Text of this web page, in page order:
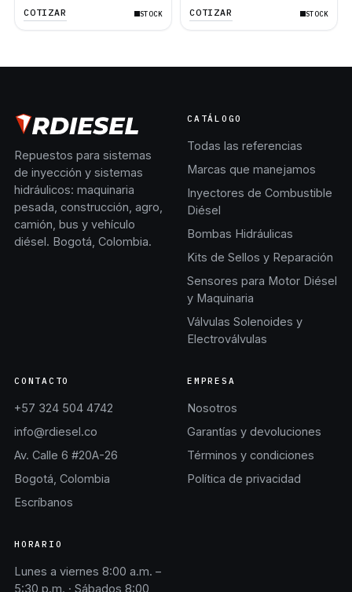
COTIZAR STOCK COTIZAR STOCK
Repuestos para sistemas
de inyección y sistemas
hidráulicos: maquinaria
pesada, construcción, agro,
camión, bus y vehículo
diésel. Bogotá, Colombia.
CATÁLOGO
Todas las referencias
Marcas que manejamos
Inyectores de Combustible
Diésel
Bombas Hidráulicas
Kits de Sellos y Reparación
Sensores para Motor Diésel
y Maquinaria
Válvulas Solenoides y
Electroválvulas
CONTACTO
+57 324 504 4742
info@rdiesel.co
Av. Calle 6 #20A-26
Bogotá, Colombia
Escríbanos
EMPRESA
Nosotros
Garantías y devoluciones
Términos y condiciones
Política de privacidad
HORARIO
Lunes a viernes 8:00 a.m. –
5:30 p.m. · Sábados 8:00